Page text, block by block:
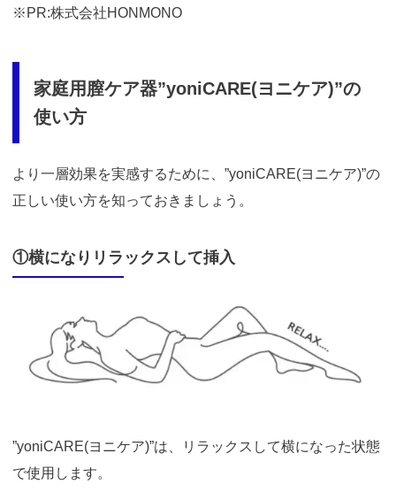
※PR:株式会社HONMONO
家庭用膣ケア器”yoniCARE(ヨニケア)”の
使い方
より一層効果を実感するために、”yoniCARE(ヨニケア)”の
正しい使い方を知っておきましょう。
①横になりリラックスして挿入
b.com/visit.php?
guid=ON&a=513551P-
A449661y&p=p757084N
”yoniCARE(ヨニケア)”は、リラックスして横になった状態
で使用します。